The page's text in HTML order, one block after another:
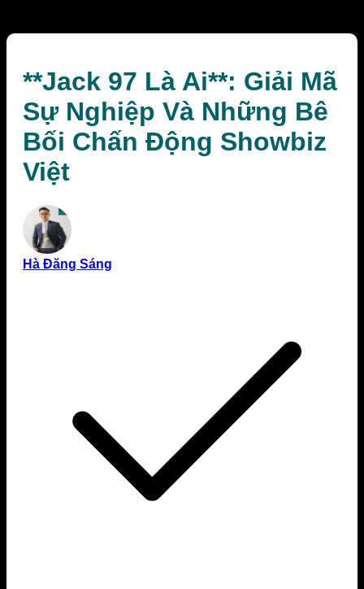
**Jack 97 Là Ai**: Giải Mã
Sự Nghiệp Và Những Bê
Bối Chấn Động Showbiz
Việt
Hà Đăng Sáng